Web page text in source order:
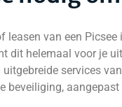
leasen van een
dit helemaal voor je
services
beveiliging,